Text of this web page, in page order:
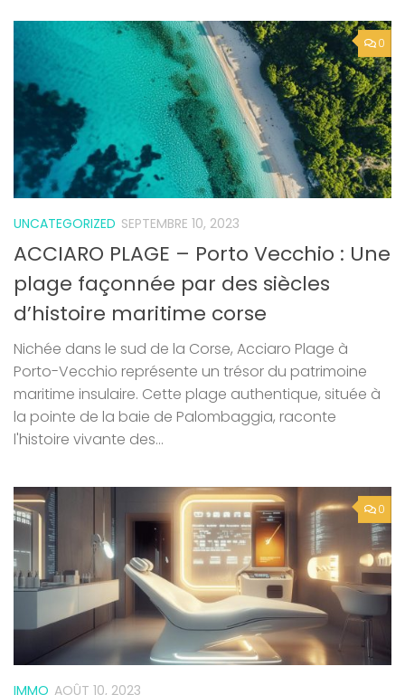
0
UNCATEGORIZED SEPTEMBRE 10, 2023
ACCIARO PLAGE – Porto Vecchio : Une
plage façonnée par des siècles
d’histoire maritime corse
Nichée dans le sud de la Corse, Acciaro Plage à
Porto-Vecchio représente un trésor du patrimoine
maritime insulaire. Cette plage authentique, située à
la pointe de la baie de Palombaggia, raconte
l'histoire vivante des...
0
IMMO AOÛT 10, 2023